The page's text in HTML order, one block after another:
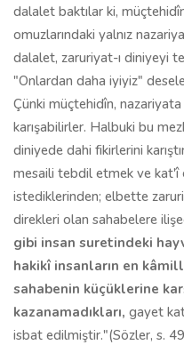
dalalet baktılar ki,
omuzlarındaki yalnız
dalalet, zaruriyat-ı diniyeyi
"Onlardan daha iyiyiz"
Çünki müçtehidîn,
karışabilirler. Halbuki bu
diniyede dahi fikirlerini
mesaili tebdil etmek ve kat'î
istediklerinden; elbette
direkleri olan sahabelere
gibi insan suretindeki
hakikî insanların en
sahabenin küçüklerine
kazanamadıkları, gayet
isbat edilmiştir."(Sözler, s.